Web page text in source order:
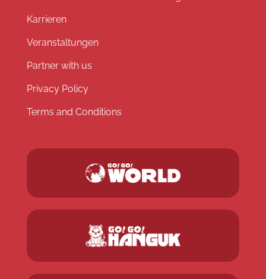
Karrieren
Veranstaltungen
Partner with us
Privacy Policy
Terms and Conditions